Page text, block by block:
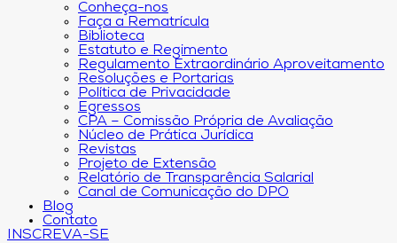
Conheça-nos
Faça a Rematrícula
Biblioteca
Estatuto e Regimento
Regulamento Extraordinário Aproveitamento
Resoluções e Portarias
Política de Privacidade
Egressos
CPA – Comissão Própria de Avaliação
Núcleo de Prática Jurídica
Revistas
Projeto de Extensão
Relatório de Transparência Salarial
Canal de Comunicação do DPO
Blog
Contato
INSCREVA-SE